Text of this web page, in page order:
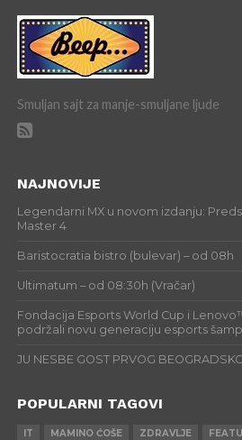
Smuljan sajt za manje-smuljane ljude
NAJNOVIJE
Legendarni MX u novom izdanju:
Master 4
Baristocratia bistro (bulevar) – od 08h
Ultimatum – od 08:30h (Vračar)
Fondacija Esports World Cup i
podržali novu generaciju esports
JU NESBE GOST PRVOG
POPULARNI TAGOVI
IT MAMINO ĆOŠE ZDRAVLJE